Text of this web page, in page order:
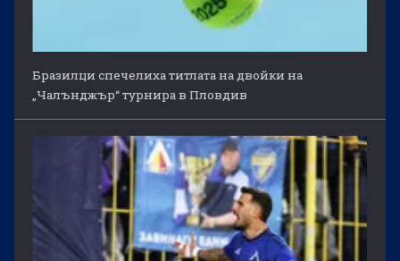
Бразилци спечелиха титлата на двойки на
„Чалънджър“ турнира в Пловдив